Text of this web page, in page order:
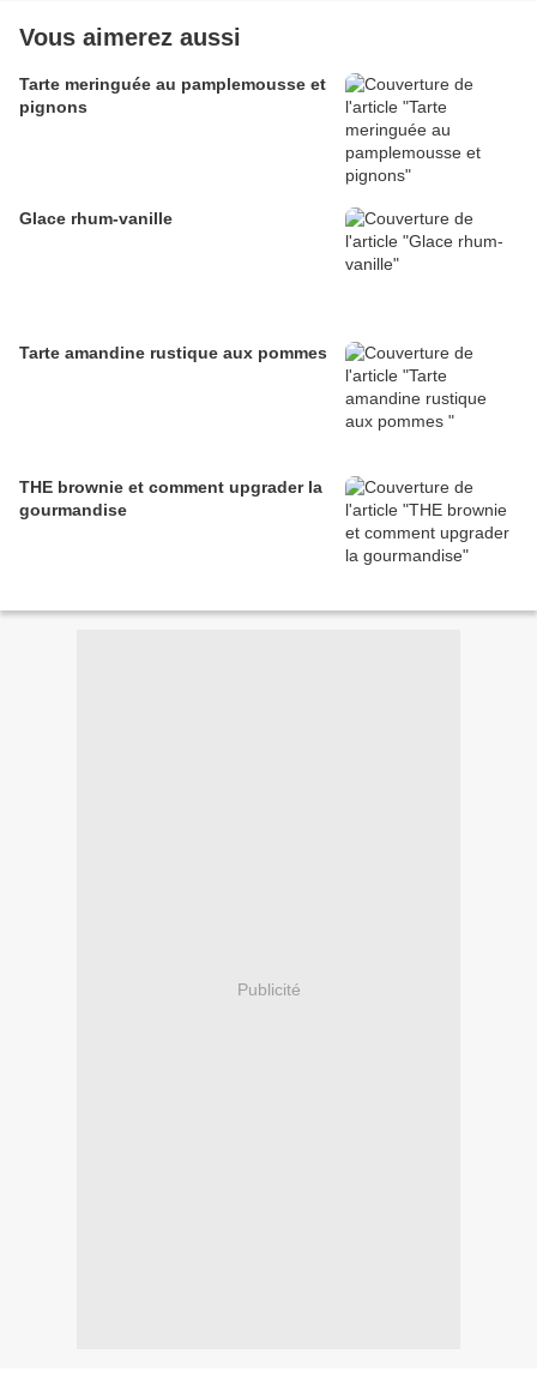
Vous aimerez aussi
Tarte meringuée au pamplemousse et
pignons
Glace rhum-vanille
Tarte amandine rustique aux pommes
THE brownie et comment upgrader la
gourmandise
Publicité